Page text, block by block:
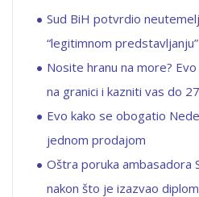
Sud BiH potvrdio
“legitimnom predstavljanju”
Nosite hranu na more?
na granici i kazniti vas do
Evo kako se obogatio
jednom prodajom
Oštra poruka ambasadora
nakon što je izazvao